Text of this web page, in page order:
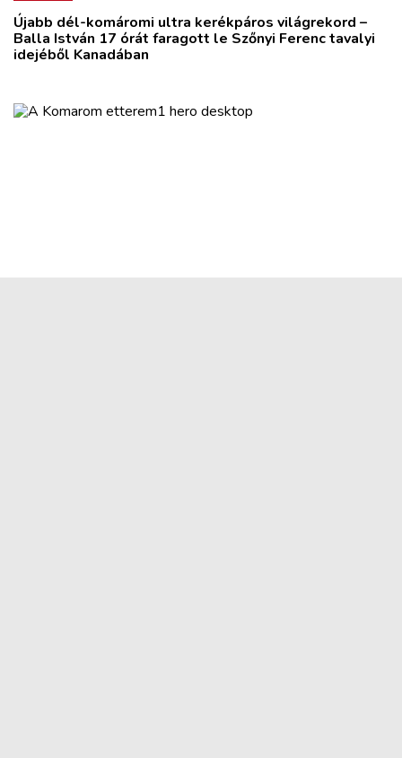
Újabb dél-komáromi ultra kerékpáros világrekord –
Balla István 17 órát faragott le Szőnyi Ferenc tavalyi
idejéből Kanadában